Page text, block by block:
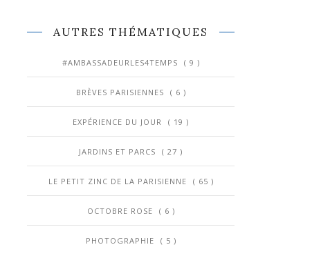
AUTRES THÉMATIQUES
#AMBASSADEURLES4TEMPS ( 9 )
BRÈVES PARISIENNES ( 6 )
EXPÉRIENCE DU JOUR ( 19 )
JARDINS ET PARCS ( 27 )
LE PETIT ZINC DE LA PARISIENNE ( 65 )
OCTOBRE ROSE ( 6 )
PHOTOGRAPHIE ( 5 )